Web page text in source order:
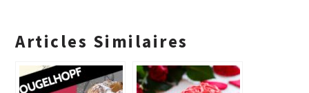
Articles Similaires